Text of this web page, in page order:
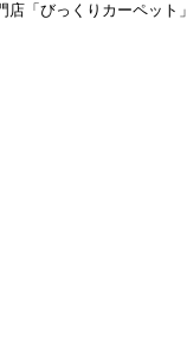
「びっくりカーペット」